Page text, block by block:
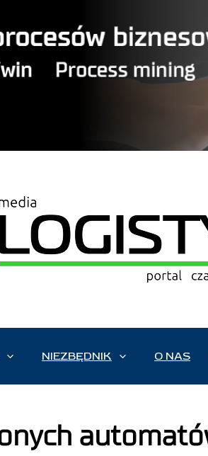
NIEZBĘDNIK O NAS